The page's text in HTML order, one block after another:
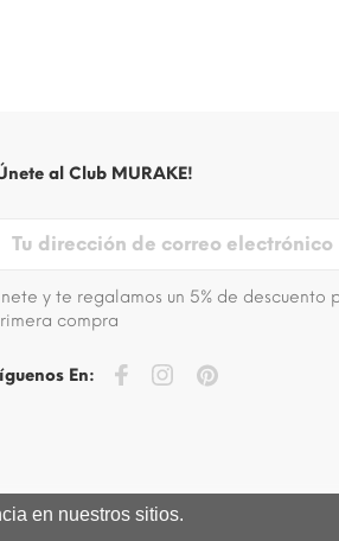
al Club MURAKE!
y te regalamos un 5% de descuento
compra
En:
en nuestros sitios.